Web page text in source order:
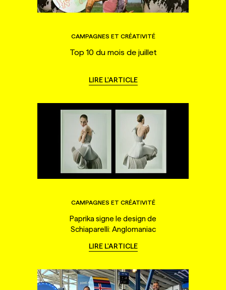
CAMPAGNES ET CRÉATIVITÉ
Top 10 du mois de juillet
LIRE L'ARTICLE
CAMPAGNES ET CRÉATIVITÉ
Paprika signe le design de
Schiaparelli: Anglomaniac
LIRE L'ARTICLE